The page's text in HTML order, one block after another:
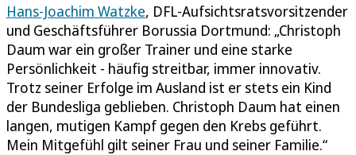
Hans-Joachim Watzke, DFL-Aufsichtsratsvorsitzender
und Geschäftsführer Borussia Dortmund: „Christoph
Daum war ein großer Trainer und eine starke
Persönlichkeit - häufig streitbar, immer innovativ.
Trotz seiner Erfolge im Ausland ist er stets ein Kind
der Bundesliga geblieben. Christoph Daum hat einen
langen, mutigen Kampf gegen den Krebs geführt.
Mein Mitgefühl gilt seiner Frau und seiner Familie.“